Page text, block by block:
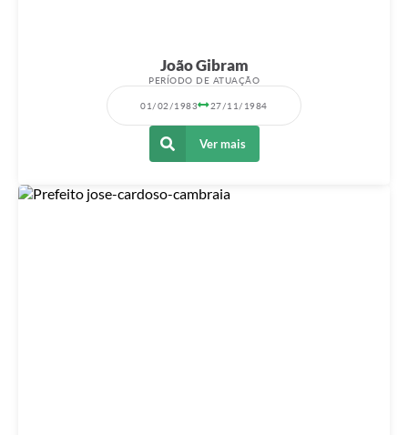
João Gibram
PERÍODO DE ATUAÇÃO
01/02/1983 27/11/1984
Ver mais